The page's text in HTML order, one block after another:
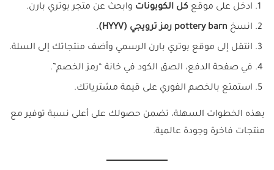
ادخل على موقع كل الكوبونات وابحث عن متجر بوتري بارن.
انسخ pottery barn رمز ترويجي (HYYV) .
انتقل إلى موقع بوتري بارن الرسمي وأضف منتجاتك إلى السلة.
في صفحة الدفع، الصق الكود في خانة “رمز الخصم”.
استمتع بالخصم الفوري على قيمة مشترياتك.
بهذه الخطوات السهلة، تضمن حصولك على أعلى نسبة توفير مع
منتجات فاخرة وجودة عالمية.